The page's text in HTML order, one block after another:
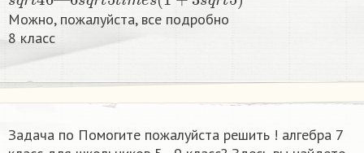
Можно, пожалуйста, все подробно
8 класс​
Задача по Помогите пожалуйста решить ! алгебра 7